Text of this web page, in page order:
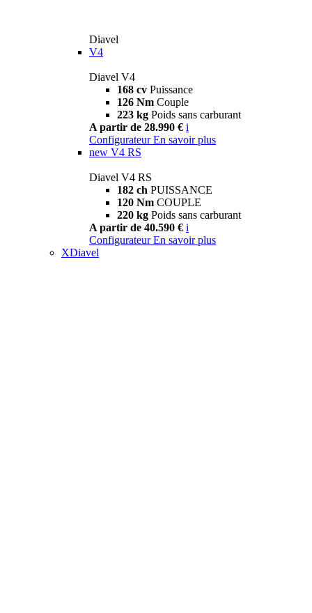
Diavel
V4
Diavel V4
168 cv Puissance
126 Nm Couple
223 kg Poids sans carburant
A partir de 28.990 € i
Configurateur En savoir plus
new V4 RS
Diavel V4 RS
182 ch PUISSANCE
120 Nm COUPLE
220 kg Poids sans carburant
A partir de 40.590 € i
Configurateur En savoir plus
XDiavel